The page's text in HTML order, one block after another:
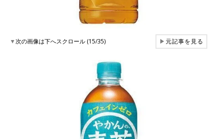
▼次の画像は下へスクロール (15/35) ▶元記事を見る